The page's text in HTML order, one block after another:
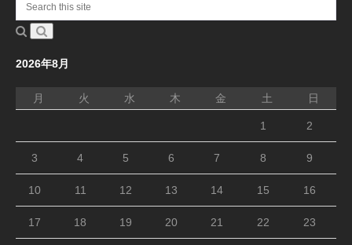
2026年8月
月 火 水 木 金 土 日
1 2
3 4 5 6 7 8 9
10 11 12 13 14 15 16
17 18 19 20 21 22 23